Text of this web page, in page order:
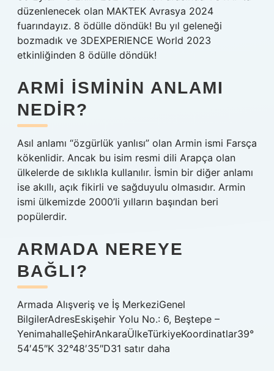
düzenlenecek olan MAKTEK Avrasya 2024
fuarındayız. 8 ödülle döndük! Bu yıl geleneği
bozmadık ve 3DEXPERIENCE World 2023
etkinliğinden 8 ödülle döndük!
ARMI ISMININ ANLAMI
NEDIR?
Asıl anlamı “özgürlük yanlısı” olan Armin ismi Farsça
kökenlidir. Ancak bu isim resmi dili Arapça olan
ülkelerde de sıklıkla kullanılır. İsmin bir diğer anlamı
ise akıllı, açık fikirli ve sağduyulu olmasıdır. Armin
ismi ülkemizde 2000’li yılların başından beri
popülerdir.
ARMADA NEREYE
BAĞLI?
Armada Alışveriş ve İş MerkeziGenel
BilgilerAdresEskişehir Yolu No.: 6, Beştepe –
YenimahalleŞehirAnkaraÜlkeTürkiyeKoordinatlar39°
54′45″K 32°48′35″D31 satır daha